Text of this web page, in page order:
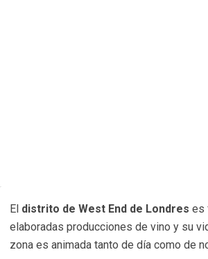
El distrito de West End de Londres es
elaboradas producciones de vino y su
zona es animada tanto de día como de